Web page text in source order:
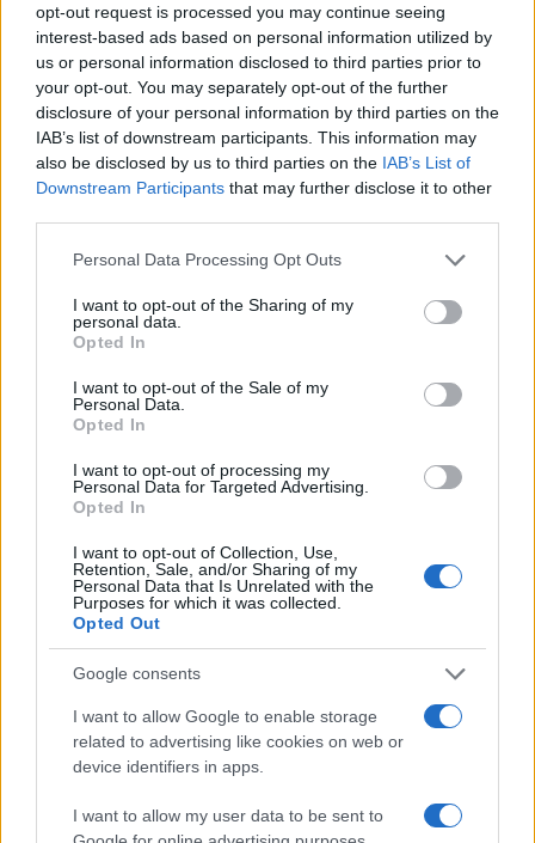
opt-out request is processed you may continue seeing
interest-based ads based on personal information utilized by
us or personal information disclosed to third parties prior to
your opt-out. You may separately opt-out of the further
disclosure of your personal information by third parties on the
IAB’s list of downstream participants. This information may
also be disclosed by us to third parties on the IAB’s List of
Downstream Participants that may further disclose it to other
Please note that this website/app uses one or more Google
not limited to your visit or usage behaviour. You may click to
grant or deny consent to Google and its third-party tags to
use your data for below specified purposes in below Google
consent section.
Personal Data Processing Opt Outs
I want to opt-out of the Sharing of my
personal data.
Opted In
I want to opt-out of the Sale of my
Personal Data.
Opted In
I want to opt-out of processing my
Personal Data for Targeted Advertising.
Opted In
I want to opt-out of Collection, Use,
Retention, Sale, and/or Sharing of my
Personal Data that Is Unrelated with the
Purposes for which it was collected.
Opted Out
Google consents
I want to allow Google to enable storage
related to advertising like cookies on web or
device identifiers in apps.
I want to allow my user data to be sent to
Napoli-Osasuna 2-1: la cronaca dettagliata
dell’amichevole del 5 agosto 2026
Ilaria Mauri · 5 Ago 2026
CALCIO
Milwaukee Brewers: la prima squadra MLB a
raggiungere le 70 vittorie nella stagione 2026
PIÙ LETTI
Chouchaa: chi è il calciatore algerino?
A quanto ammonta il patrimonio di Andrea Pirlo?
indossato le due maglie